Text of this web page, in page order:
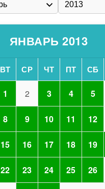
ЯНВАРЬ 2013
ВТ СР ЧТ ПТ СБ
1 2 3 4 5
8 9 10 11 12
15 16 17 18 19
22 23 24 25 26